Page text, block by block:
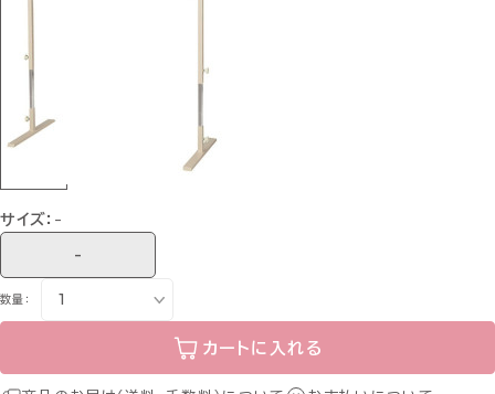
サイズ： -
-
数量：
カートに入れる